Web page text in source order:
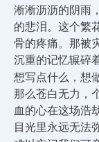
淅淅沥沥的阴雨
的悲泪。这个繁
骨的疼痛。那被
沉重的记忆辗碎
想写点什么，想
那么苍白无力，
血的心在这场浩
目光里永远无法